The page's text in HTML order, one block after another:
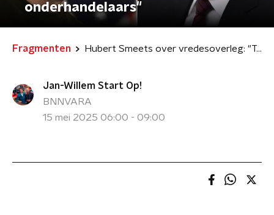
onderhandelaars"
Fragmenten Hubert Smeets over vredesoverleg: "Tweederangs onderhandelaars"
Jan-Willem Start Op!
BNNVARA
15 mei 2025 06:00 - 09:00